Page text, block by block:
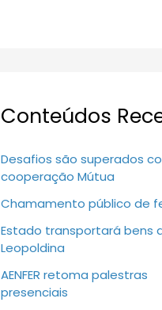
Conteúdos
Desafios são superados
cooperação Mútua
Chamamento público de
Estado transportará bens
Leopoldina
AENFER retoma palestras
presenciais